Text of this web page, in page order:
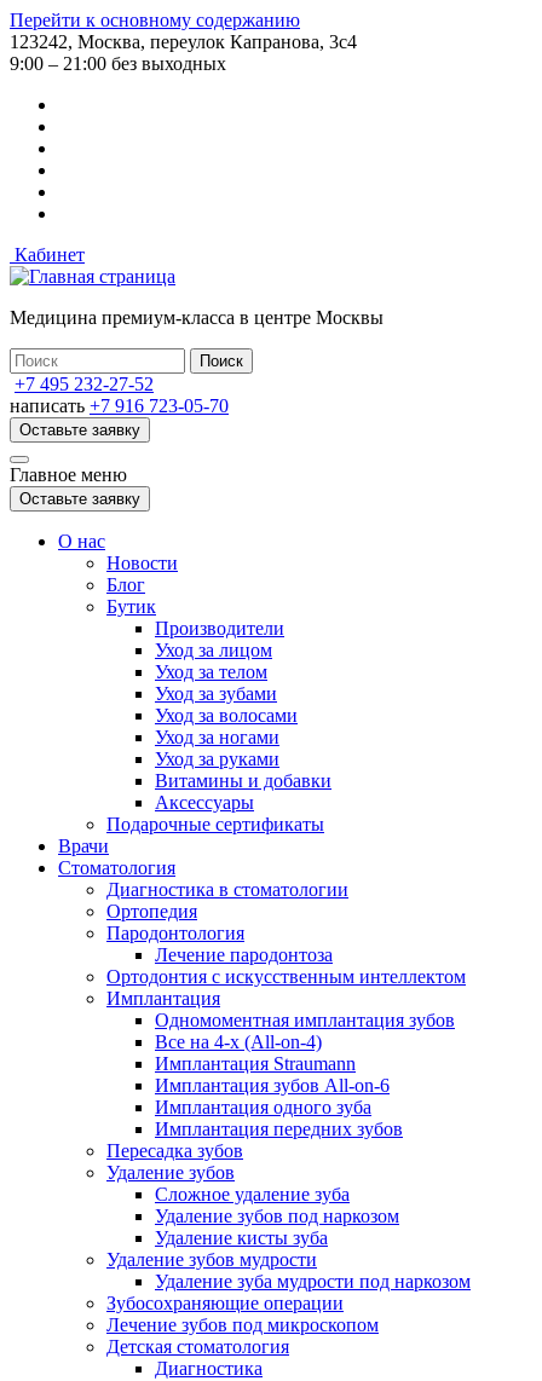
Перейти к основному содержанию
123242, Москва, переулок Капранова, 3с4
9:00 – 21:00 без выходных
Кабинет
Медицина премиум-класса в центре Москвы
+7 495 232-27-52
написать +7 916 723-05-70
Оставьте заявку
Главное меню
Оставьте заявку
О нас
Новости
Блог
Бутик
Производители
Уход за лицом
Уход за телом
Уход за зубами
Уход за волосами
Уход за ногами
Уход за руками
Витамины и добавки
Аксессуары
Подарочные сертификаты
Врачи
Стоматология
Диагностика в стоматологии
Ортопедия
Пародонтология
Лечение пародонтоза
Ортодонтия с искусственным интеллектом
Имплантация
Одномоментная имплантация зубов
Все на 4-х (All-on-4)
Имплантация Straumann
Имплантация зубов All-on-6
Имплантация одного зуба
Имплантация передних зубов
Пересадка зубов
Удаление зубов
Сложное удаление зуба
Удаление зубов под наркозом
Удаление кисты зуба
Удаление зубов мудрости
Удаление зуба мудрости под наркозом
Зубосохраняющие операции
Лечение зубов под микроскопом
Детская стоматология
Диагностика